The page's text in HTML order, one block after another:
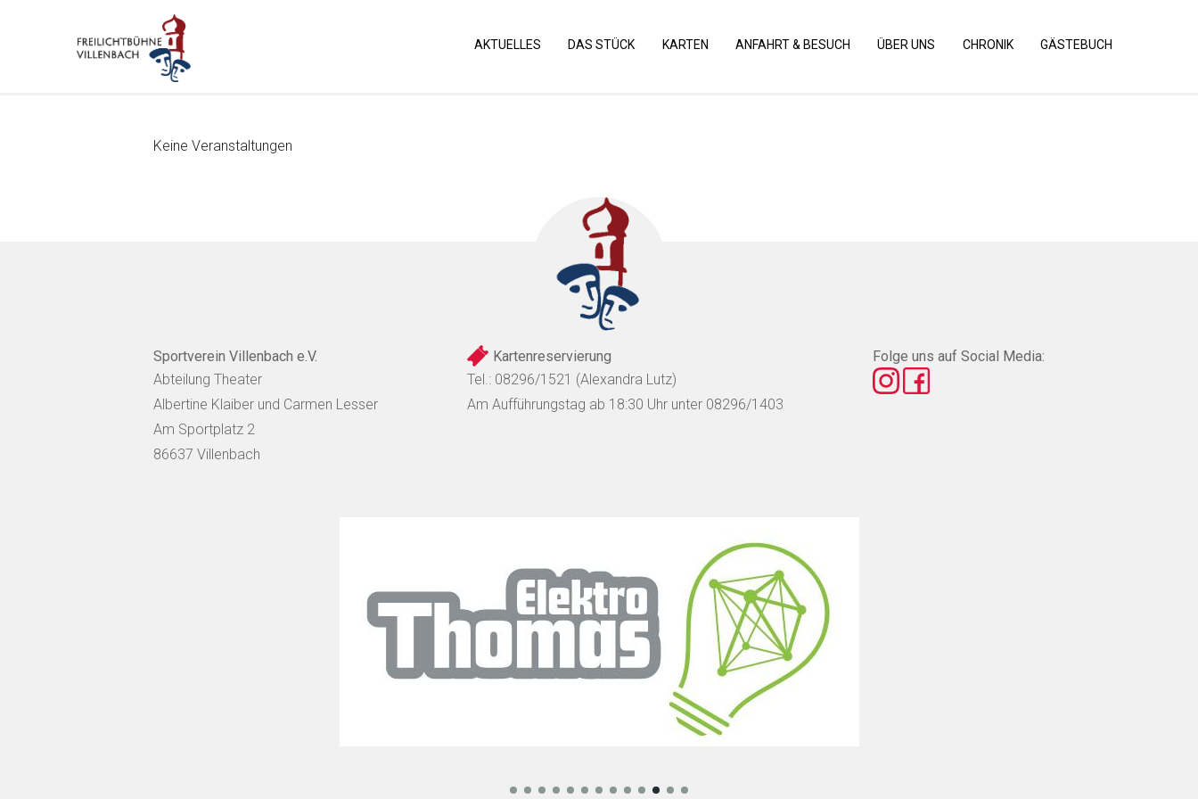
AKTUELLES DAS STÜCK KARTEN ANFAHRT & BESUCH ÜBER UNS CHRONIK GÄSTEBUCH
Keine Veranstaltungen
Sportverein Villenbach e.V.
Abteilung Theater
Albertine Klaiber und Carmen Lesser
Am Sportplatz 2
86637 Villenbach
Kartenreservierung
Tel.: 08296/1521 (Alexandra Lutz)
Am Aufführungstag ab 18:30 Uhr unter 08296/1403
Folge uns auf Social Media: